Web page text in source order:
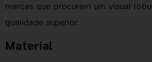
marcas que procuram um visual
qualidade superior.
Material